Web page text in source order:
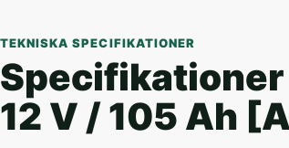
TEKNISKA SPECIFIKATIONER
Specifikationer
12 V / 105 Ah